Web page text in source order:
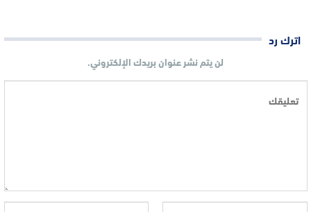
اترك رد
لن يتم نشر عنوان بريدك الإلكتروني.